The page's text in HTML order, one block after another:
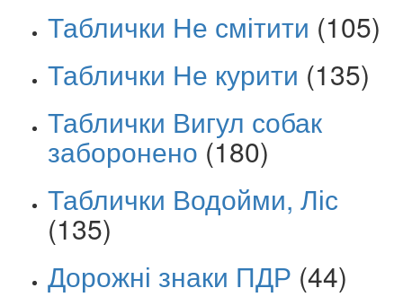
Таблички Не смітити (105)
Таблички Не курити (135)
Таблички Вигул собак
заборонено (180)
Таблички Водойми, Ліс
(135)
Дорожні знаки ПДР (44)